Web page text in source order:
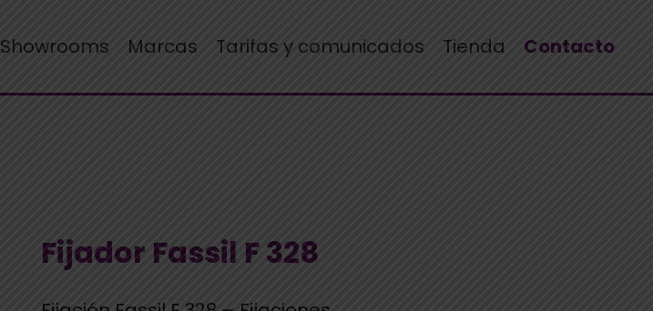
Showrooms Marcas Tarifas y comunicados Tienda Contacto
Fijador Fassil F 328